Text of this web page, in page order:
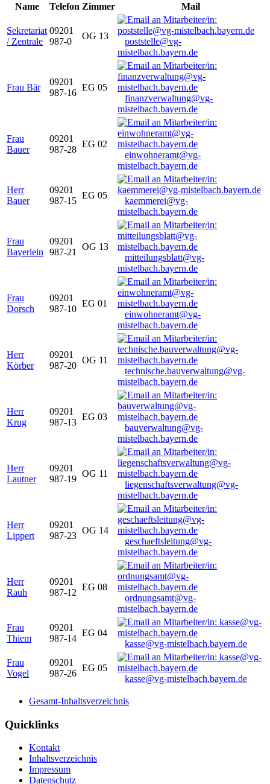
Name
Telefon Zimmer Mail
Sekretariat
/ Zentrale
09201
987-0
OG 13
poststelle@vg-
mistelbach.bayern.de
Frau Bär
09201
987-16
EG 05
finanzverwaltung@vg-
mistelbach.bayern.de
Frau
Bauer
09201
987-28
EG 02
einwohneramt@vg-
mistelbach.bayern.de
Herr
Bauer
09201
987-15
EG 05
kaemmerei@vg-
mistelbach.bayern.de
Frau
Bayerlein
09201
987-21
OG 13
mitteilungsblatt@vg-
mistelbach.bayern.de
Frau
Dorsch
09201
987-10
EG 01
einwohneramt@vg-
mistelbach.bayern.de
Herr
Körber
09201
987-20
OG 11
technische.bauverwaltung@vg-
mistelbach.bayern.de
Herr
Krug
09201
987-13
EG 03
bauverwaltung@vg-
mistelbach.bayern.de
Herr
Lautner
09201
987-19
OG 11
liegenschaftsverwaltung@vg-
mistelbach.bayern.de
Herr
Lippert
09201
987-23
OG 14
geschaeftsleitung@vg-
mistelbach.bayern.de
Herr
Rauh
09201
987-12
EG 08
ordnungsamt@vg-
mistelbach.bayern.de
Frau
Thiem
09201
987-14
EG 04
kasse@vg-mistelbach.bayern.de
Frau
Vogel
09201
987-26
EG 05
kasse@vg-mistelbach.bayern.de
Gesamt-Inhaltsverzeichnis
Quicklinks
Kontakt
Inhaltsverzeichnis
Impressum
Datenschutz